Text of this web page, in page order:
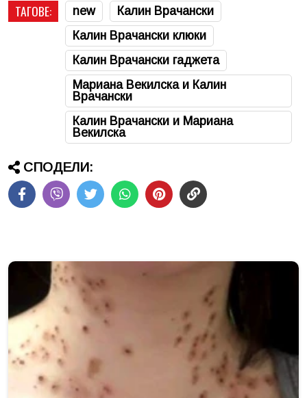
ТАГОВЕ: new
Калин Врачански
Калин Врачански клюки
Калин Врачански гаджета
Мариана Векилска и Калин
Врачански
Калин Врачански и Мариана
Векилска
СПОДЕЛИ: